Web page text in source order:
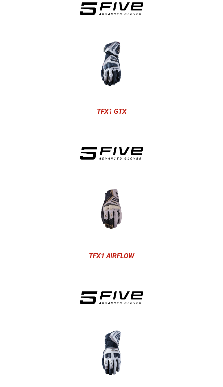
TFX1 GTX
TFX1 AIRFLOW